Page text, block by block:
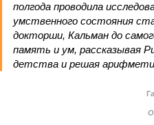
полгода проводила
умственного состояния
докторши, Кальман до
память и ум, рассказывая
детства и решая